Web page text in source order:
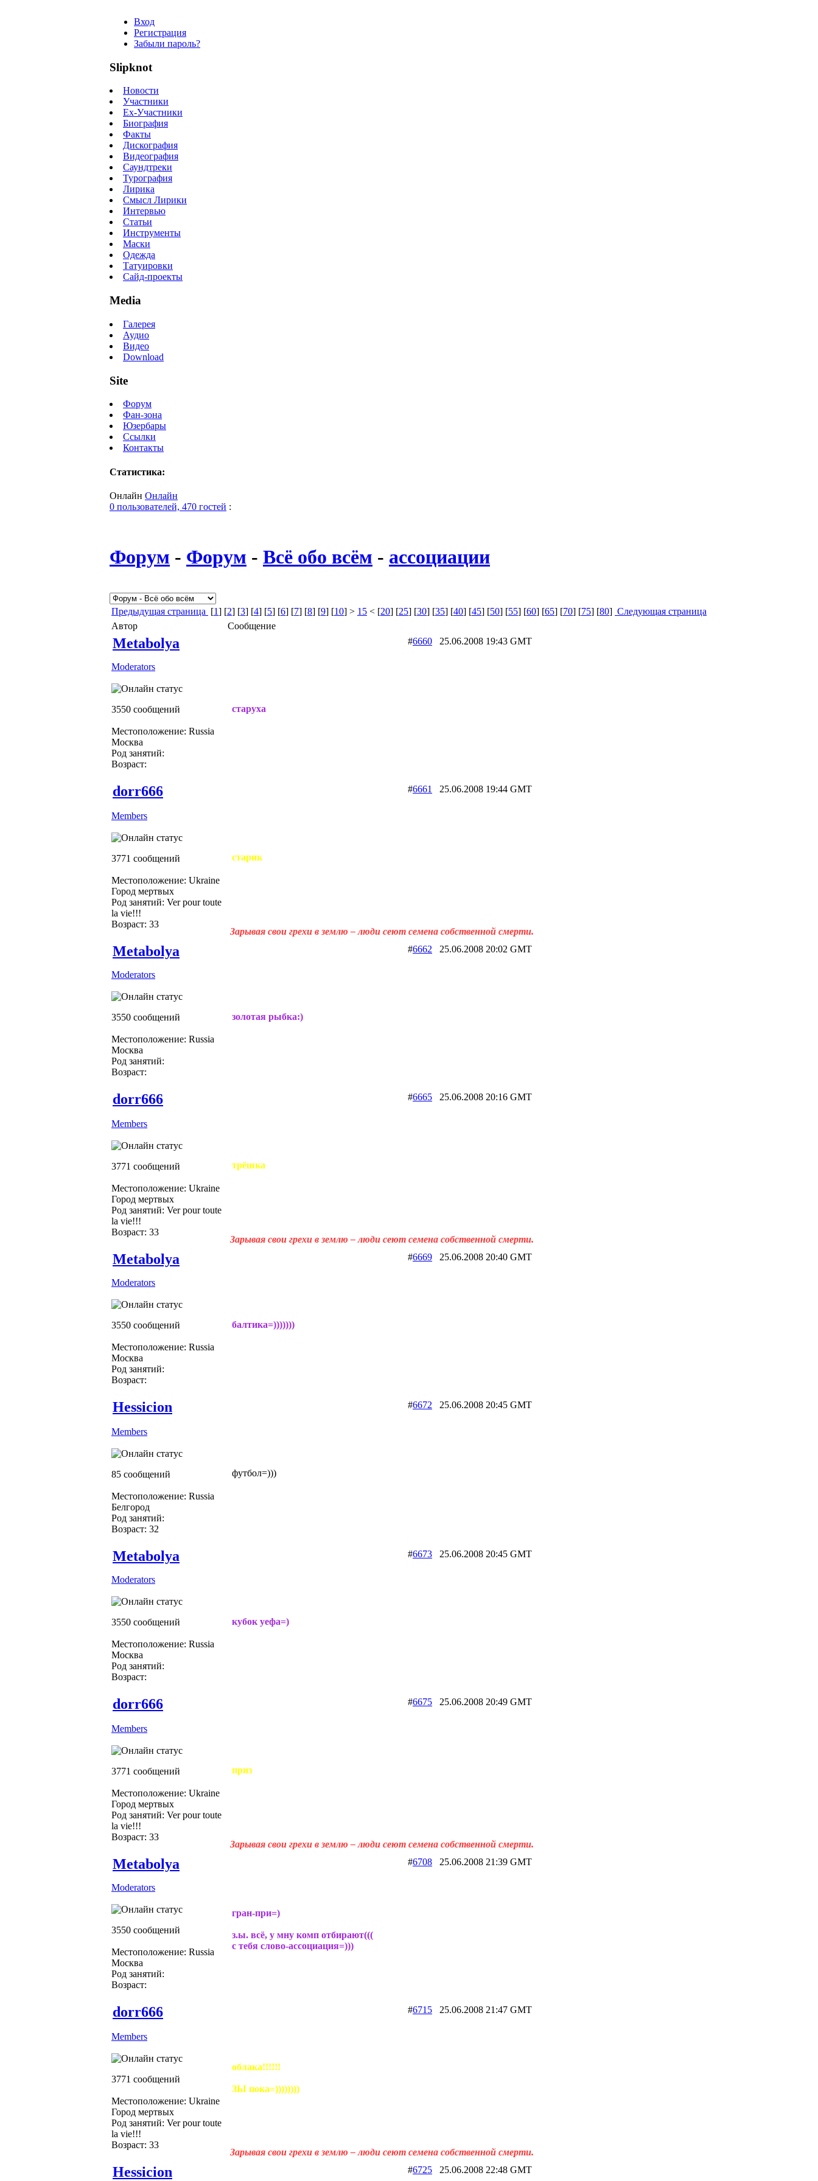
Вход
Регистрация
Забыли пароль?
Slipknot
Новости
Участники
Ex-Участники
Биография
Факты
Дискография
Видеография
Саундтреки
Турография
Лирика
Смысл Лирики
Интервью
Статьи
Инструменты
Маски
Одежда
Татуировки
Сайд-проекты
Media
Галерея
Аудио
Видео
Download
Site
Форум
Фан-зона
Юзербары
Ссылки
Контакты
Статистика:
Онлайн Онлайн
0 пользователей, 470 гостей :
Форум - Форум - Всё обо всём - ассоциации
Предыдущая страница [1] [2] [3] [4] [5] [6] [7] [8] [9] [10] > 15 < [20] [25] [30] [35] [40] [45] [50] [55] [60] [65] [70] [75] [80] Следующая страница
Автор
Сообщение
Metabolya
Moderators
3550 сообщений
Местоположение: Russia
Москва
Род занятий:
Возраст:
#6660 25.06.2008 19:43 GMT
старуха
dorr666
Members
3771 сообщений
Местоположение: Ukraine
Город мертвых
Род занятий: Ver pour toute
la vie!!!
Возраст: 33
#6661 25.06.2008 19:44 GMT
старик
Зарывая свои грехи в землю – люди сеют семена собственной смерти.
Metabolya
Moderators
3550 сообщений
Местоположение: Russia
Москва
Род занятий:
Возраст:
#6662 25.06.2008 20:02 GMT
золотая рыбка:)
dorr666
Members
3771 сообщений
Местоположение: Ukraine
Город мертвых
Род занятий: Ver pour toute
la vie!!!
Возраст: 33
#6665 25.06.2008 20:16 GMT
трёшка
Зарывая свои грехи в землю – люди сеют семена собственной смерти.
Metabolya
Moderators
3550 сообщений
Местоположение: Russia
Москва
Род занятий:
Возраст:
#6669 25.06.2008 20:40 GMT
балтика=)))))))
Hessicion
Members
85 сообщений
Местоположение: Russia
Белгород
Род занятий:
Возраст: 32
#6672 25.06.2008 20:45 GMT
футбол=)))
Metabolya
Moderators
3550 сообщений
Местоположение: Russia
Москва
Род занятий:
Возраст:
#6673 25.06.2008 20:45 GMT
кубок уефа=)
dorr666
Members
3771 сообщений
Местоположение: Ukraine
Город мертвых
Род занятий: Ver pour toute
la vie!!!
Возраст: 33
#6675 25.06.2008 20:49 GMT
приз
Зарывая свои грехи в землю – люди сеют семена собственной смерти.
Metabolya
Moderators
3550 сообщений
Местоположение: Russia
Москва
Род занятий:
Возраст:
#6708 25.06.2008 21:39 GMT
гран-при=)
з.ы. всё, у мну комп отбирают(((
с тебя слово-ассоциация=)))
dorr666
Members
3771 сообщений
Местоположение: Ukraine
Город мертвых
Род занятий: Ver pour toute
la vie!!!
Возраст: 33
#6715 25.06.2008 21:47 GMT
облака!!!!!!
ЗЫ пока=))))))))
Зарывая свои грехи в землю – люди сеют семена собственной смерти.
Hessicion #6725 25.06.2008 22:48 GMT